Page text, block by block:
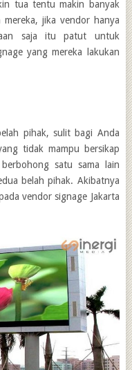
tua tentu makin banyak
jika vendor hanya
saja itu patut untuk
yang mereka lakukan
pihak, sulit bagi Anda
tidak mampu bersikap
satu sama lain
belah pihak. Akibatnya
vendor signage Jakarta